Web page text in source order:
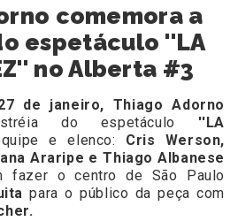
comemora a
espetáculo ''LA
no Alberta #3
de janeiro, Thiago Adorno
do espetáculo ''LA
e elenco: Cris Werson,
Araripe e Thiago Albanese
fazer o centro de São Paulo
para o público da peça com